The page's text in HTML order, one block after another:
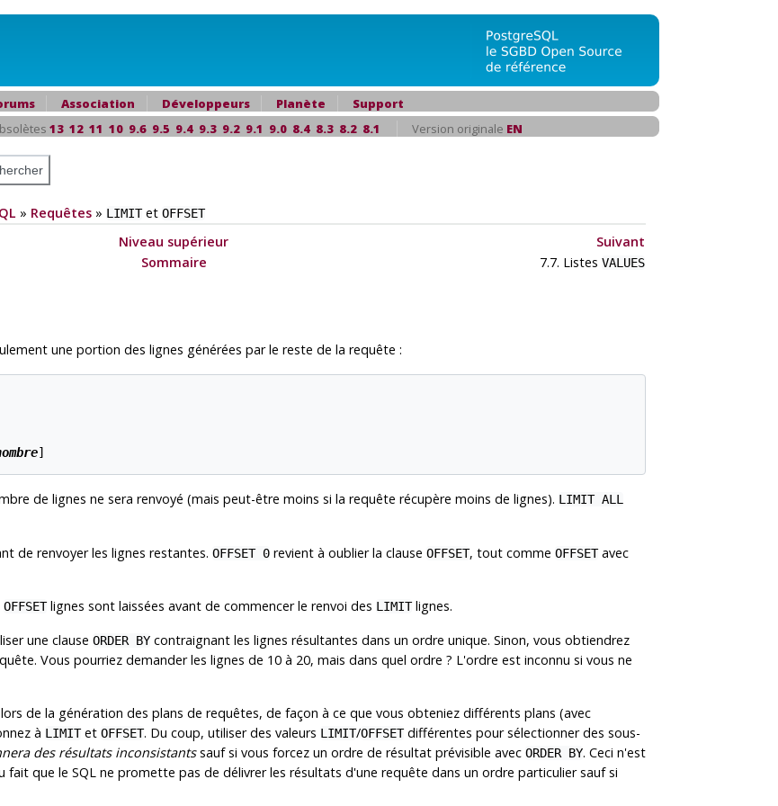
Association Développeurs Planète
Support
13 12 11 10 9.6 9.5 9.4 9.3 9.2 9.1 9.0 8.4 8.3 8.2 8.1 Version originale EN
» Requêtes » LIMITet OFFSET
Niveau supérieur
Suivant
Sommaire 7.7. Listes VALUES
une portion des lignes générées par le reste de la requête :
]
de lignes ne sera renvoyé (mais peut-être moins si la requête récupère moins de lignes). LIMIT ALL
de renvoyer les lignes restantes. OFFSET 0 revient à oublier la clause OFFSET, tout comme OFFSETavec
OFFSETlignes sont laissées avant de commencer le renvoi des LIMITlignes.
une clause ORDER BY contraignant les lignes résultantes dans un ordre unique. Sinon, vous obtiendrez
Vous pourriez demander les lignes de 10 à 20, mais dans quel ordre ? L'ordre est inconnu si vous ne
de la génération des plans de requêtes, de façon à ce que vous obteniez différents plans (avec
à LIMITet OFFSET. Du coup, utiliser des valeurs LIMIT/OFFSETdifférentes pour sélectionner des sous-
des résultats inconsistantssauf si vous forcez un ordre de résultat prévisible avec ORDER BY. Ceci n'est
fait que le SQL ne promette pas de délivrer les résultats d'une requête dans un ordre particulier sauf si